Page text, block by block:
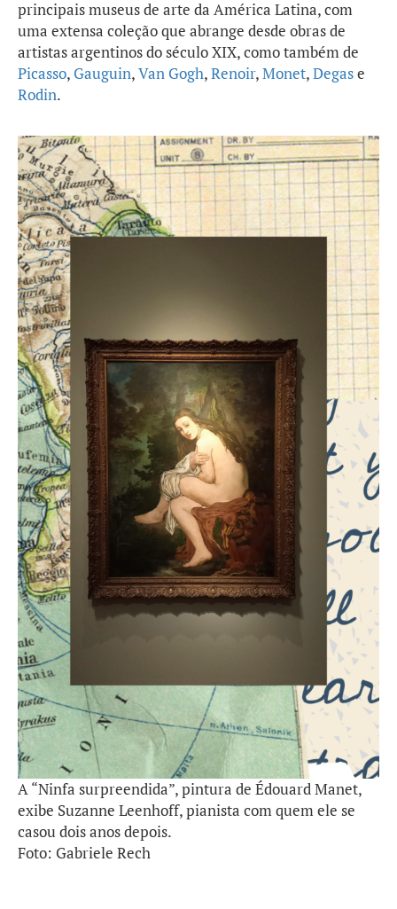
principais museus de arte da América Latina, com
uma extensa coleção que abrange desde obras de
artistas argentinos do século XIX, como também de
Picasso, Gauguin,Van Gogh,Renoir,Monet,Degase
Rodin.
A “Ninfa surpreendida”, pintura de Édouard Manet,
exibe Suzanne Leenhoff, pianista com quem ele se
casou dois anos depois.
Foto: Gabriele Rech